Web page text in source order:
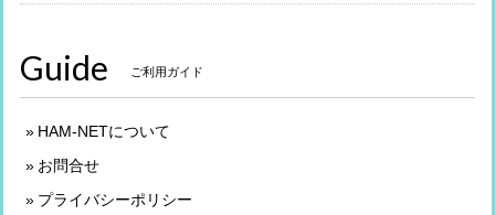
Guide ご利用ガイド
HAM-NETについて
お問合せ
プライバシーポリシー